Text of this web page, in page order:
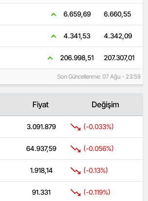
6.659,69 6.660,55
4.341,53 4.342,09
206.998,51 207.307,01
Son Güncellenme: 07 Ağu - 23:59
Fiyat Değişim
3.091.879 (-0.033%)
64.937,59 (-0.056%)
1.918,14 (-0.13%)
91.331 (-0.119%)